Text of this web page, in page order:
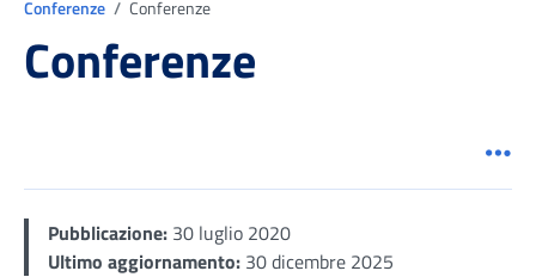
Conferenze
Conferenze
Conferenze
Pubblicazione: 30 luglio 2020
Ultimo aggiornamento: 30 dicembre 2025